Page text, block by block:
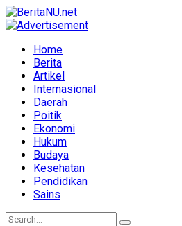
Home
Berita
Artikel
Internasional
Daerah
Poitik
Ekonomi
Hukum
Budaya
Kesehatan
Pendidikan
Sains